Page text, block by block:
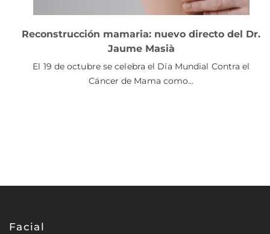
Reconstrucción mamaria: nuevo directo del Dr.
Jaume Masià
El 19 de octubre se celebra el Día Mundial Contra el
Cáncer de Mama como…
Facial